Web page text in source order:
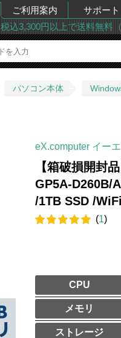
ご利用案内 サポート
税込3,300円以上で送料無料
パソコン本体
eX.computer イー
【箱破損開封
GP5A-D260B/
/1TB SSD /
(1)
CPU
メモリ
ストレージ